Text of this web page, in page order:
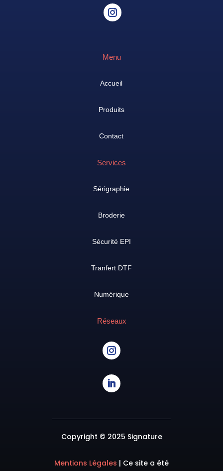
Menu
Accueil
Produits
Contact
Services
Sérigraphie
Broderie
Sécurité EPI
Tranfert DTF
Numérique
Réseaux
Copyright © 2025 Signature
Mentions Légales | Ce site a été